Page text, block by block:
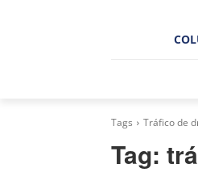
Tags Tráfico de
Tag: